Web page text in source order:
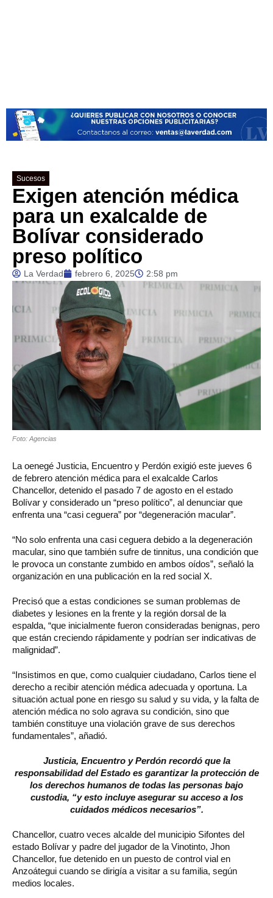
Sucesos
Exigen atención médica
para un exalcalde de
Bolívar considerado
preso político
La Verdad febrero 6, 2025 2:58 pm
Foto: Agencias
La oenegé Justicia, Encuentro y Perdón exigió este jueves 6
de febrero atención médica para el exalcalde Carlos
Chancellor, detenido el pasado 7 de agosto en el estado
Bolívar y considerado un “preso político”, al denunciar que
enfrenta una “casi ceguera” por “degeneración macular”.
“No solo enfrenta una casi ceguera debido a la degeneración
macular, sino que también sufre de tinnitus, una condición que
le provoca un constante zumbido en ambos oídos”, señaló la
organización en una publicación en la red social X.
Precisó que a estas condiciones se suman problemas de
diabetes y lesiones en la frente y la región dorsal de la
espalda, “que inicialmente fueron consideradas benignas, pero
que están creciendo rápidamente y podrían ser indicativas de
malignidad”.
“Insistimos en que, como cualquier ciudadano, Carlos tiene el
derecho a recibir atención médica adecuada y oportuna. La
situación actual pone en riesgo su salud y su vida, y la falta de
atención médica no solo agrava su condición, sino que
también constituye una violación grave de sus derechos
fundamentales”, añadió.
Justicia, Encuentro y Perdón recordó que la
responsabilidad del Estado es garantizar la protección de
los derechos humanos de todas las personas bajo
custodia, “y esto incluye asegurar su acceso a los
cuidados médicos necesarios”.
Chancellor, cuatro veces alcalde del municipio Sifontes del
estado Bolívar y padre del jugador de la Vinotinto, Jhon
Chancellor, fue detenido en un puesto de control vial en
Anzoátegui cuando se dirigía a visitar a su familia, según
medios locales.